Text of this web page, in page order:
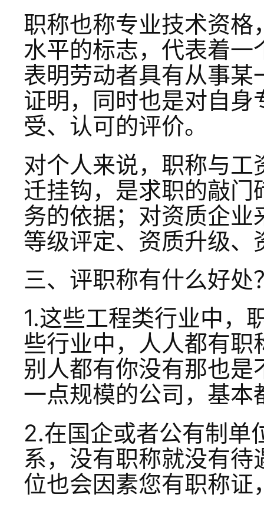
职称也称专业技术资
水平的标志，代表着
表明劳动者具有从事
证明，同时也是对自
受、认可的评价。
对个人来说，职称与
迁挂钩，是求职的敲
务的依据；对资质企
等级评定、资质升级
三、评职称有什么好处
1.这些工程类行业中，
些行业中，人人都有
别人都有你没有那也
一点规模的公司，基本
2.在国企或者公有制单
系，没有职称就没有
位也会因素您有职称